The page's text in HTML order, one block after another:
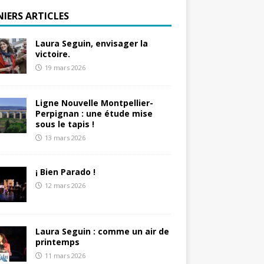
ARTICLES
Laura Seguin, envisager la
victoire.
19 mars 2026
Ligne Nouvelle Montpellier-
Perpignan : une étude mise
sous le tapis !
13 mars 2026
¡ Bien Parado !
12 mars 2026
Laura Seguin : comme un air de
printemps
11 mars 2026